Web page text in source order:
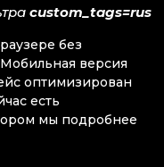
custom_tags=rus
без
версия
оптимизирован
есть
мы подробнее